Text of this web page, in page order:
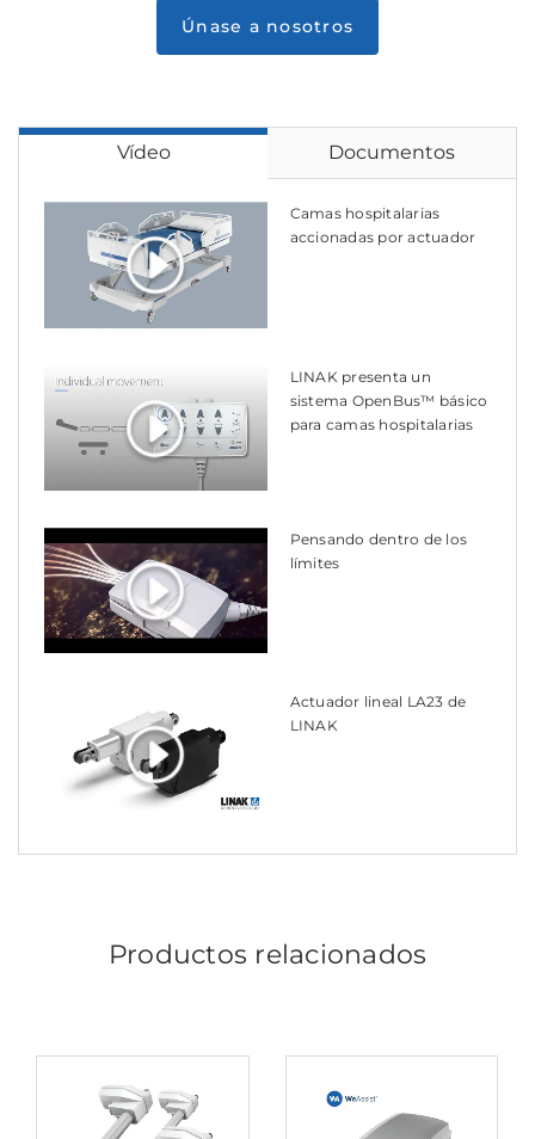
Únase a nosotros
Vídeo Documentos
Camas hospitalarias
accionadas por actuador
LINAK presenta un
sistema OpenBus™ básico
para camas hospitalarias
Pensando dentro de los
límites
Actuador lineal LA23 de
LINAK
Productos relacionados